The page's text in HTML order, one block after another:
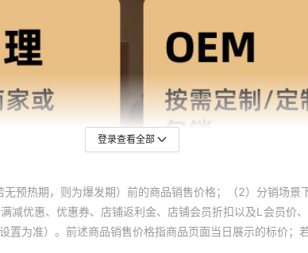
登录查看全部
预热期，则为爆发期）前的商品销售价格；（2）分销场
优惠、优惠券、店铺返利金、店铺会员折扣以及L会员价
为准）。前述商品销售价格指商品页面当日展示的标价；